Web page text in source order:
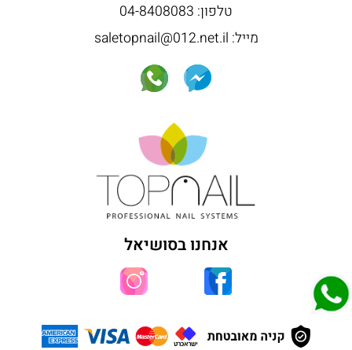
טלפון: 04-8408083
מייל: saletopnail@012.net.il
אנחנו בסושיאל